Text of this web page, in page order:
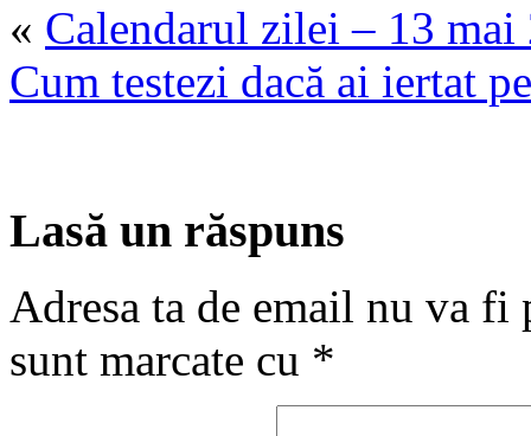
« Calendarul zilei – 13 mai
Cum testezi dacă ai iertat
Lasă un răspuns
Adresa ta de email nu va fi
sunt marcate cu *